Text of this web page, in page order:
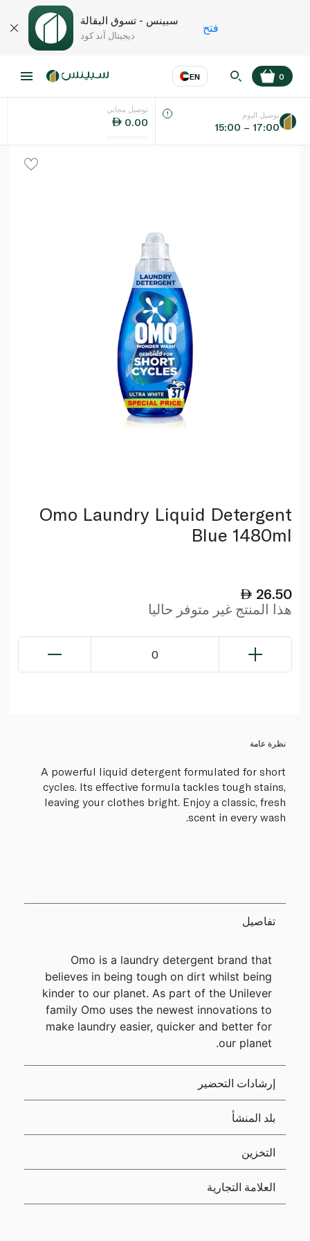
سبينس - تسوق البقالة
ديجيتال آند كود
فتح
EN
اللغة عر
0
توصيل مجاني
0.00
توصيل اليوم
15:00 – 17:00
Omo Laundry Liquid Detergent
Blue 1480ml
26.50
هذا المنتج غير متوفر حاليا
0
نظرة عامة
A powerful liquid detergent formulated for short
cycles. Its effective formula tackles tough stains,
leaving your clothes bright. Enjoy a classic, fresh
scent in every wash.
تفاصيل
Omo is a laundry detergent brand that
believes in being tough on dirt whilst being
kinder to our planet. As part of the Unilever
family Omo uses the newest innovations to
make laundry easier, quicker and better for
our planet.
إرشادات التحضير
بلد المنشأ
التخزين
العلامة التجارية